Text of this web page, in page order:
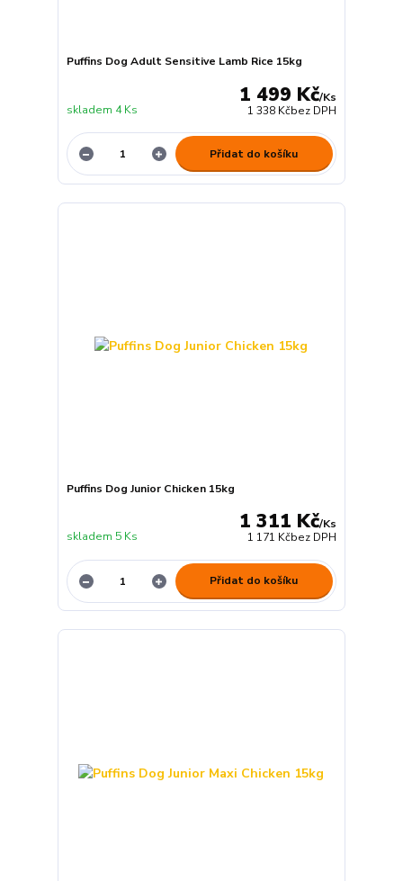
Puffins Dog Adult Sensitive Lamb Rice 15kg
1 499 Kč/Ks
1 338 Kčbez DPH
skladem 4 Ks
Přidat do košíku
Puffins Dog Junior Chicken 15kg
1 311 Kč/Ks
1 171 Kčbez DPH
skladem 5 Ks
Přidat do košíku